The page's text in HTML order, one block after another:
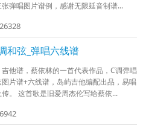
弹唱图片谱例，感谢无限延音制谱...
和弦_弹唱六线谱
吉他谱，蔡依林的一首代表作品，C调弹唱
片谱+六线谱，岛屿吉他编配出品，易唱
。 这首歌是旧爱周杰伦写给蔡依...